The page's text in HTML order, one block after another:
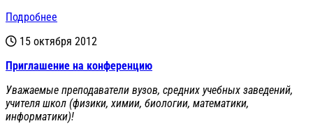
Подробнее
15 октября 2012
Приглашение на конференцию
Уважаемые преподаватели вузов, средних учебных заведений,
учителя школ (физики, химии, биологии, математики,
информатики)!